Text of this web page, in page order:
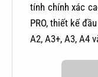
tính chính xác
PRO, thiết kế
A2, A3+, A3, A4